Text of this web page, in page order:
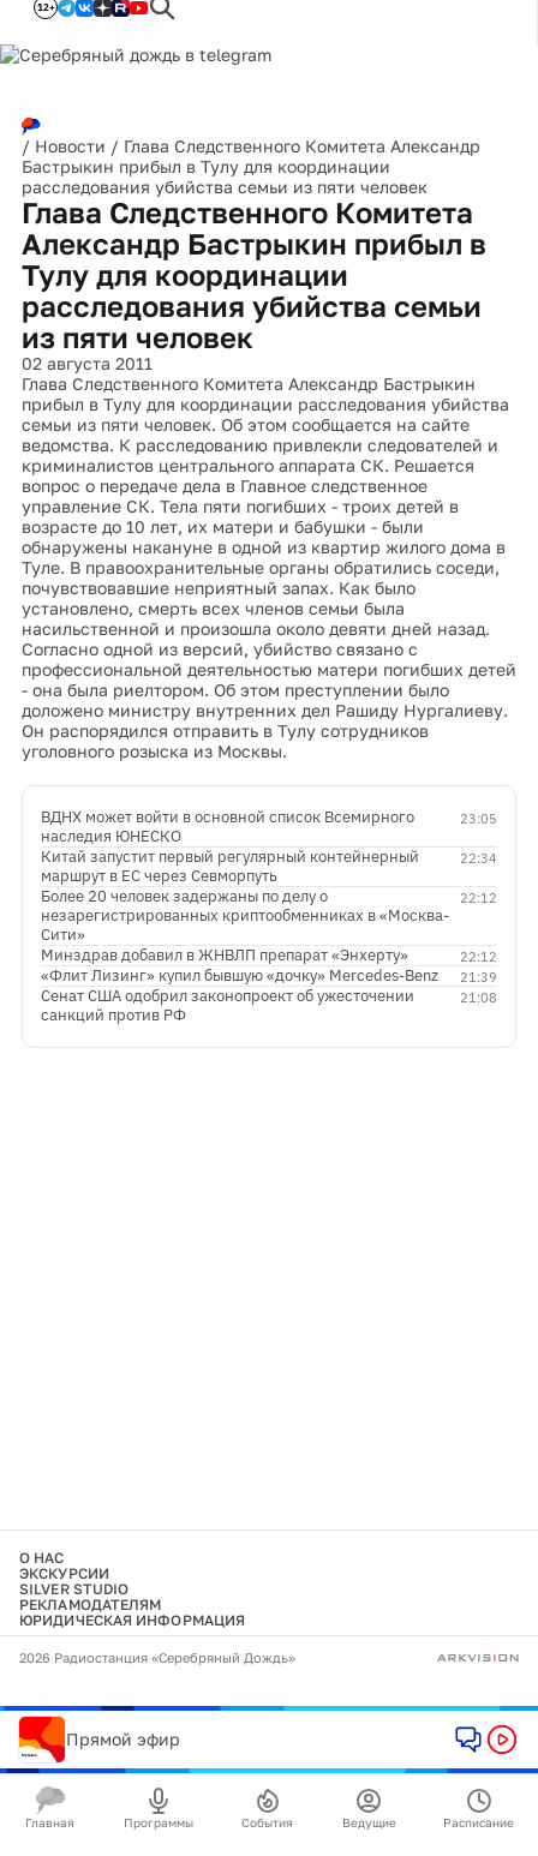
12+
/ Новости / Глава Следственного Комитета Александр
Бастрыкин прибыл в Тулу для координации
расследования убийства семьи из пяти человек
Глава Следственного Комитета
Александр Бастрыкин прибыл в
Тулу для координации
расследования убийства семьи
из пяти человек
02 августа 2011
Глава Следственного Комитета Александр Бастрыкин
прибыл в Тулу для координации расследования убийства
семьи из пяти человек. Об этом сообщается на сайте
ведомства. К расследованию привлекли следователей и
криминалистов центрального аппарата СК. Решается
вопрос о передаче дела в Главное следственное
управление СК. Тела пяти погибших - троих детей в
возрасте до 10 лет, их матери и бабушки - были
обнаружены накануне в одной из квартир жилого дома в
Туле. В правоохранительные органы обратились соседи,
почувствовавшие неприятный запах. Как было
установлено, смерть всех членов семьи была
насильственной и произошла около девяти дней назад.
Согласно одной из версий, убийство связано с
профессиональной деятельностью матери погибших детей
- она была риелтором. Об этом преступлении было
доложено министру внутренних дел Рашиду Нургалиеву.
Он распорядился отправить в Тулу сотрудников
уголовного розыска из Москвы.
23:05
ВДНХ может войти в основной список Всемирного
наследия ЮНЕСКО
22:34
Китай запустит первый регулярный контейнерный
маршрут в ЕС через Севморпуть
22:12
Более 20 человек задержаны по делу о
незарегистрированных криптообменниках в «Москва-
Сити»
22:12
Минздрав добавил в ЖНВЛП препарат «Энхерту»
21:39
«Флит Лизинг» купил бывшую «дочку» Mercedes-Benz
21:08
Сенат США одобрил законопроект об ужесточении
санкций против РФ
О НАС
ЭКСКУРСИИ
SILVER STUDIO
РЕКЛАМОДАТЕЛЯМ
ЮРИДИЧЕСКАЯ ИНФОРМАЦИЯ
2026 Радиостанция «Серебряный Дождь»
Прямой эфир
Главная Программы События Ведущие Расписание